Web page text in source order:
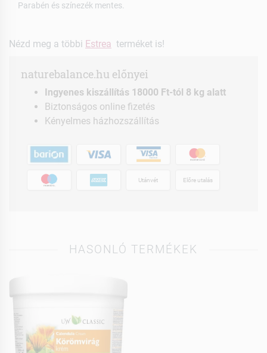
Parabén és színezék mentes.
Nézd meg a többi Estrea terméket is!
naturebalance.hu előnyei
Ingyenes kiszállítás 18000 Ft-tól 8 kg alatt
Biztonságos online fizetés
Kényelmes házhozszállítás
Utánvét Előre utalás
HASONLÓ TERMÉKEK